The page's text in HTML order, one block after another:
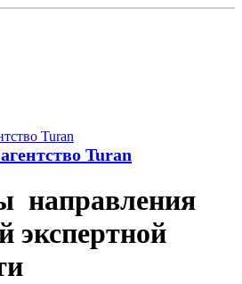
Turan
направления
экспертной